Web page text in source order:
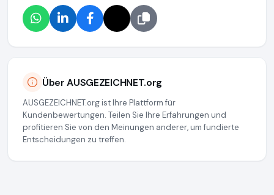
Über AUSGEZEICHNET.org
AUSGEZEICHNET.org ist Ihre Plattform für
Kundenbewertungen. Teilen Sie Ihre Erfahrungen und
profitieren Sie von den Meinungen anderer, um fundierte
Entscheidungen zu treffen.